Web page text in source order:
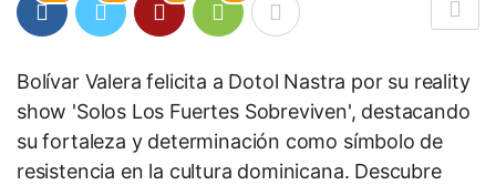
Bolívar Valera felicita a Dotol Nastra por su reality
show 'Solos Los Fuertes Sobreviven', destacando
su fortaleza y determinación como símbolo de
resistencia en la cultura dominicana. Descubre